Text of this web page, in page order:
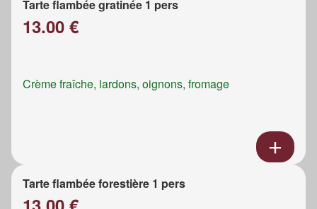
Tarte flambée gratinée 1 pers
13.00 €
Crème fraîche, lardons, oignons, fromage
Tarte flambée forestière 1 pers